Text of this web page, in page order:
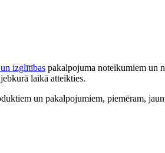
izglītības pakalpojuma noteikumiem un
laikā atteikties.
un pakalpojumiem, piemēram,